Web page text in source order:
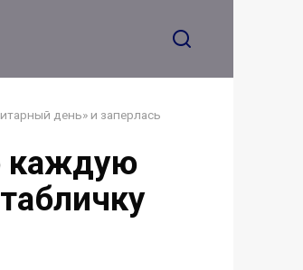
день» и заперлась
каждую